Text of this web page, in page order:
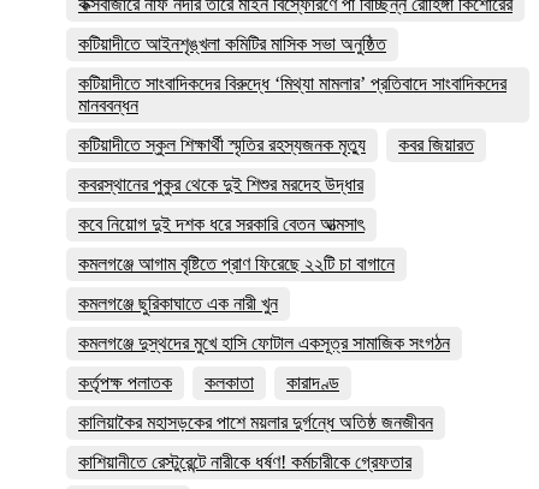
কটিয়াদীতে আইনশৃঙ্খলা কমিটির মাসিক সভা অনুষ্ঠিত
কটিয়াদীতে সাংবাদিকদের বিরুদ্ধে ‘মিথ্যা মামলার’ প্রতিবাদে সাংবাদিকদের
মানববন্ধন
কটিয়াদীতে স্কুল শিক্ষার্থী স্মৃতির রহস্যজনক মৃত্যু
কবর জিয়ারত
কবরস্থানের পুকুর থেকে দুই শিশুর মরদেহ উদ্ধার
কবে নিয়োগ দুই দশক ধরে সরকারি বেতন আত্মসাৎ
কমলগঞ্জে আগাম বৃষ্টিতে প্রাণ ফিরেছে ২২টি চা বাগানে
কমলগঞ্জে ছুরিকাঘাতে এক নারী খুন
কমলগঞ্জে দুস্থদের মুখে হাসি ফোটাল একসূত্র সামাজিক সংগঠন
কর্তৃপক্ষ পলাতক
কলকাতা
কারাদণ্ড
কালিয়াকৈর মহাসড়কের পাশে ময়লার দুর্গন্ধে অতিষ্ঠ জনজীবন
কাশিয়ানীতে রেস্টুরেন্টে নারীকে ধর্ষণ! কর্মচারীকে গ্রেফতার